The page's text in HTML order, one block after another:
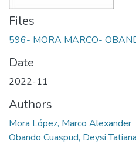
Files
596- MORA MARCO-
Date
2022-11
Authors
Mora López, Marco Alexander
Obando Cuaspud, Deysi Tatiana